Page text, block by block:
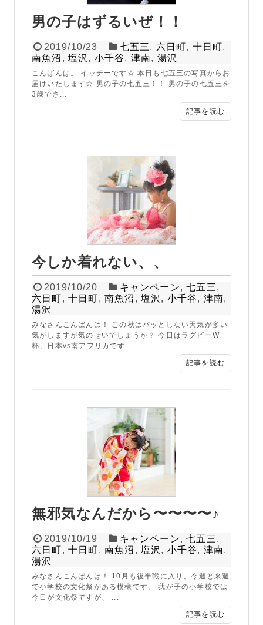
男の子はずるいぜ！！
2019/10/23 七五三, 六日町, 十日町,
南魚沼 ,塩沢 , 小千谷, 津南, 湯沢
こんばんは。 イッチーです☆ 本日も七五三の写真からお
届けいたします☆ 男の子の七五三！！ 男の子の七五三を
3歳でさ...
記事を読む
今しか着れない、、
2019/10/20 キャンペーン,七五三,
六日町,十日町,南魚沼 ,塩沢 , 小千谷, 津南,
湯沢
みなさんこんばんは！ この秋はパッとしない天気が多い
気がしますが気のせいでしょうか？ 今日はラグビーW
杯、日本vs南アフリカです...
記事を読む
無邪気なんだから〜〜〜〜♪
2019/10/19 キャンペーン,七五三,
六日町,十日町,南魚沼 ,塩沢 , 小千谷, 津南,
湯沢
みなさんこんばんは！ 10月も後半戦に入り、今週と来週
で小学校の文化祭がある模様です。 我が子の小学校では
今日が文化祭ですが、 ...
記事を読む